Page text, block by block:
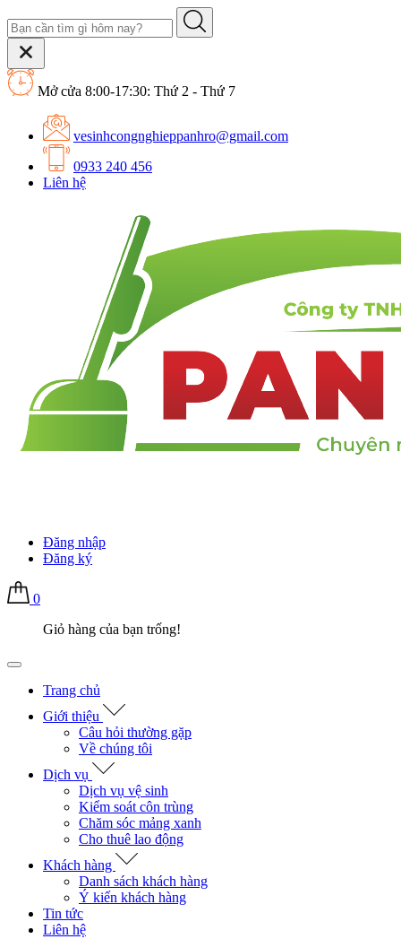
Mở cửa 8:00-17:30: Thứ 2 - Thứ 7
vesinhcongnghieppanhro@gmail.com
0933 240 456
Liên hệ
Đăng nhập
Đăng ký
0
Giỏ hàng của bạn trống!
Trang chủ
Giới thiệu
Câu hỏi thường gặp
Về chúng tôi
Dịch vụ
Dịch vụ vệ sinh
Kiểm soát côn trùng
Chăm sóc mảng xanh
Cho thuê lao động
Khách hàng
Danh sách khách hàng
Ý kiến khách hàng
Tin tức
Liên hệ